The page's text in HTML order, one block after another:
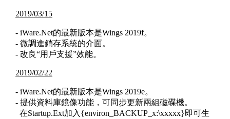
2019/03/15
- iWare.Net的最新版本是Wings 2019f。
- 微調進銷存系統的介面。
- 改良“用戶支援”效能。
2019/02/22
- iWare.Net的最新版本是Wings 2019e。
- 提供資料庫鏡像功能，可同步更新兩組磁碟機。
在Startup.Ext加入{environ_BACKUP_x:\xxxxx}即可生